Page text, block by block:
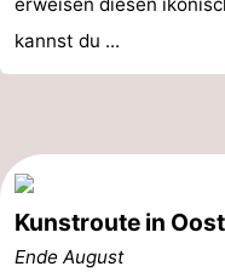
kannst du ...
Kunstroute in
Ende August